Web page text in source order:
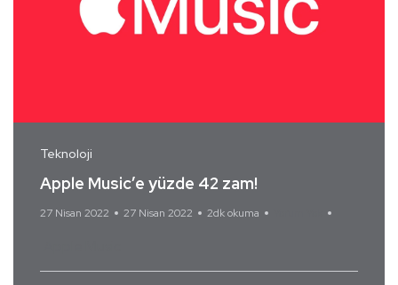
Teknoloji
Apple Music’e yüzde 42 zam!
27 Nisan 2022 27 Nisan 2022 2dk okuma